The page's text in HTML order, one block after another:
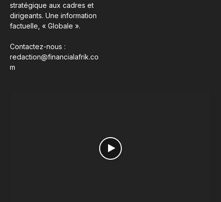
stratégique aux cadres et
dirigeants. Une information
factuelle, « Globale ».
Contactez-nous :
redaction@financialafrik.co
m